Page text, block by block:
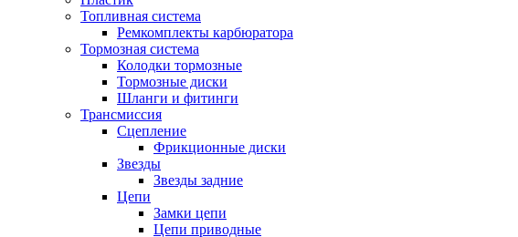
Топливная система
Ремкомплекты карбюратора
Тормозная система
Колодки тормозные
Тормозные диски
Шланги и фитинги
Трансмиссия
Cцепление
Фрикционные диски
Звезды
Звезды задние
Цепи
Замки цепи
Цепи приводные